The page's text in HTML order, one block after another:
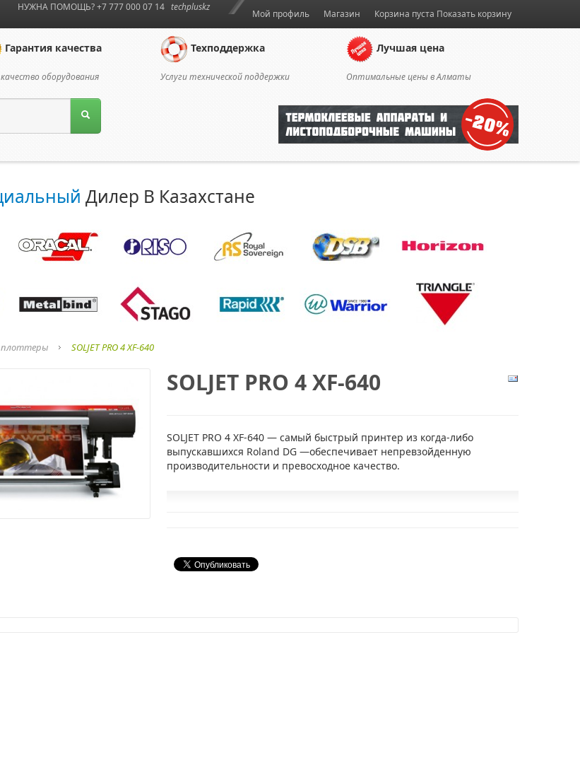
Корзина пуста Показать корзину
Мой профиль Магазин
НУЖНА ПОМОЩЬ? +7 777 000 07 14 techpluskz
Гарантия качества
оборудования
Техподдержка
Услуги технической поддержки
Лучшая цена
Оптимальные цены в Алматы
Дилер В Казахстане
SOLJET PRO 4 XF-640
SOLJET PRO 4 XF-640
SOLJET PRO 4 XF-640 — самый быстрый принтер из когда-либо
выпускавшихся Roland DG —обеспечивает непревзойденную
производительности и превосходное качество.